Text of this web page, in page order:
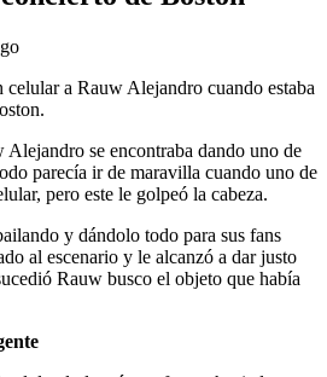
a Rauw Alejandro cuando estaba
se encontraba dando uno de
parecía ir de maravilla cuando uno de
pero este le golpeó la cabeza.
y dándolo todo para sus fans
al escenario y le alcanzó a dar justo
Rauw busco el objeto que había